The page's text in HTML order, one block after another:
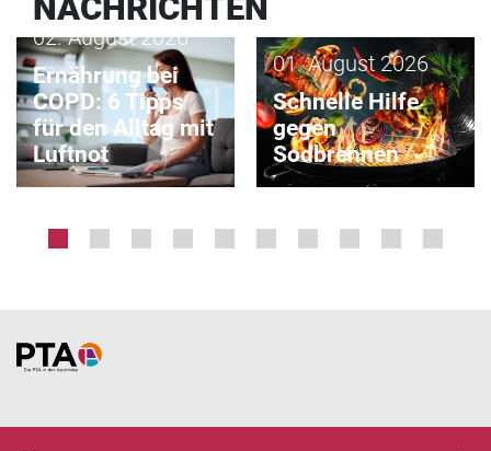
02. August 2026
Ernährung bei
COPD: 6 Tipps
für den Alltag mit
Luftnot
01. August 2026
Schnelle Hilfe
gegen
Sodbrennen
Home